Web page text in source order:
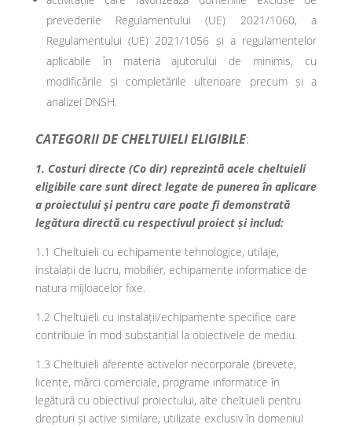
prevederile Regulamentului (UE) 2021/1060, a
Regulamentului (UE) 2021/1056 și a regulamentelor
aplicabile în materia ajutorului de minimis, cu
modificările și completările ulterioare precum și a
analizei DNSH.
CATEGORII DE CHELTUIELI ELIGIBILE:
1. Costuri directe (Co dir) reprezintă acele cheltuieli
eligibile care sunt direct legate de punerea în aplicare
a proiectului şi pentru care poate fi demonstrată
legătura directă cu respectivul proiect și includ:
1.1 Cheltuieli cu echipamente tehnologice, utilaje,
instalații de lucru, mobilier, echipamente informatice de
natura mijloacelor fixe.
1.2 Cheltuieli cu instalații/echipamente specifice care
contribuie în mod substanțial la obiectivele de mediu.
1.3 Cheltuieli aferente activelor necorporale (brevete,
licențe, mărci comerciale, programe informatice în
legătură cu obiectivul proiectului, alte cheltuieli pentru
drepturi și active similare, utilizate exclusiv în domeniul